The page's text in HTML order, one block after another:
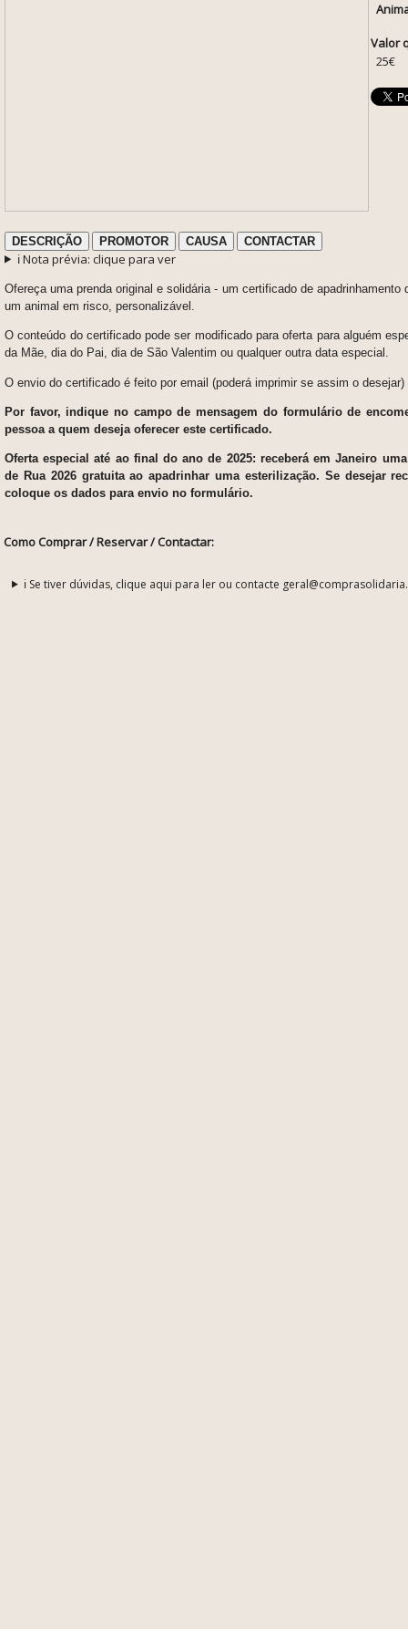
Valor
25€
DESCRIÇÃO PROMOTOR CAUSA CONTACTAR
ℹ️ Nota prévia: clique para ver
Ofereça uma prenda original e solidária - um certificado de apadrinhamento
um animal em risco, personalizável.
O conteúdo do certificado pode ser modificado para oferta para alguém
da Mãe, dia do Pai, dia de São Valentim ou qualquer outra data especial.
O envio do certificado é feito por email (poderá imprimir se assim o desejar)
Por favor, indique no campo de mensagem do formulário de
pessoa a quem deseja oferecer este certificado.
Oferta especial até ao final do ano de 2025: receberá em Janeiro
de Rua 2026 gratuita ao apadrinhar uma esterilização. Se desejar
coloque os dados para envio no formulário.
Como Comprar / Reservar / Contactar:
ℹ️ Se tiver dúvidas, clique aqui para ler ou contacte